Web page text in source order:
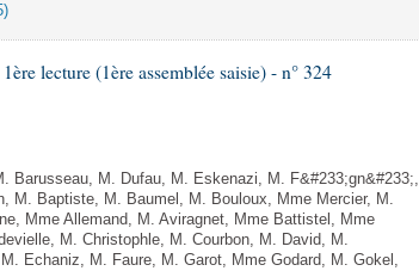
lecture (1ère assemblée saisie) - n° 324
Barusseau, M. Dufau, M. Eskenazi, M. F&#233;gn&#233;,
M. Baptiste, M. Baumel, M. Bouloux, Mme Mercier, M.
Mme Allemand, M. Aviragnet, Mme Battistel, Mme
M. Christophle, M. Courbon, M. David, M.
Echaniz, M. Faure, M. Garot, Mme Godard, M. Gokel,